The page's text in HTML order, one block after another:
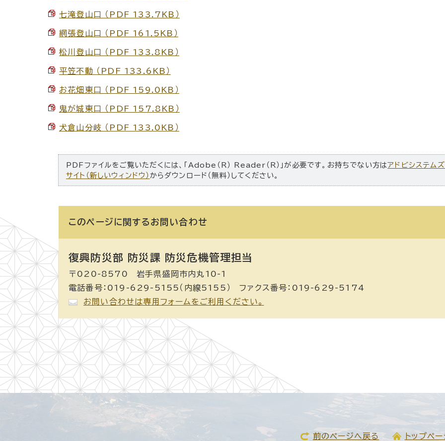
七滝登山口 （PDF 133.7KB）
網張登山口 （PDF 161.5KB）
松川登山口 （PDF 133.8KB）
平笠不動 （PDF 133.6KB）
お花畑東口 （PDF 159.0KB）
鬼が城東口 （PDF 157.8KB）
犬倉山分岐 （PDF 133.0KB）
PDFファイルをご覧いただくには、「Adobe（R） Reader（R）」が必要です。お持ちでない方はアドビシステム
サイト（新しいウィンドウ） からダウンロード（無料）してください。
このページに関する お問い合わせ
復興防災部 防災課 防災危機管理担当
〒020-8570 岩手県盛岡市内丸10-1
電話番号：019-629-5155（内線5155） ファクス番号：019-629-5174
お問い合わせは専用フォームをご利用ください。
前のページへ戻る トップペ